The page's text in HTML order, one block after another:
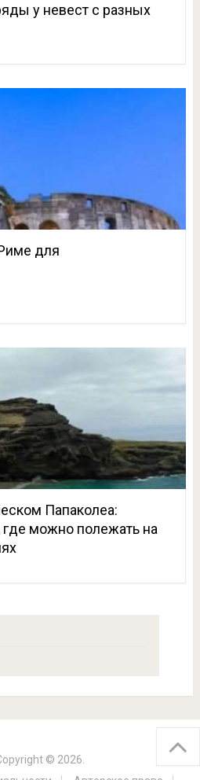
у невест с разных
для
Папаколеа:
где можно полежать на
© 2026.